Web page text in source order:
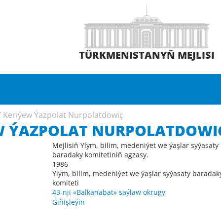
TÜRKMENISTANYŇ MEJLISI
Keriýew Ýazpolat Nurpolatdowiç
ÝAZPOLAT
Mejlisiň Ylym, bilim, medeniýet we ýaşlar syýasaty
baradaky komitetiniň agzasy.
1986
Ylym, bilim, medeniýet we ýaşlar syýasaty
komiteti
43-nji «Balkanabat» saýlaw okrugy
Giňişleýin